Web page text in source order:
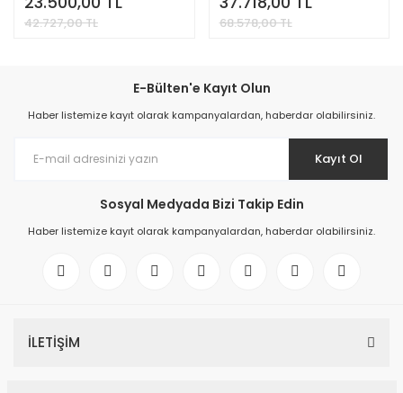
42.727,00 TL 68.578,00 TL
E-Bülten'e Kayıt Olun
Haber listemize kayıt olarak kampanyalardan, haberdar olabilirsiniz.
Kayıt Ol
Sosyal Medyada Bizi Takip Edin
Haber listemize kayıt olarak kampanyalardan, haberdar olabilirsiniz.
İLETİŞİM